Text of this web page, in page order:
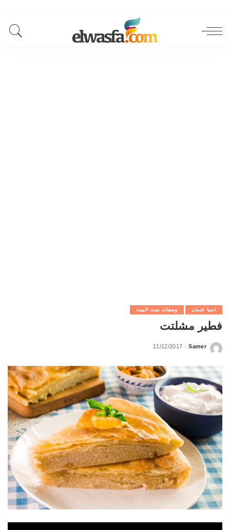
اسيا عثمان وصفات ست البيت
فطير مشلتت
Posted
Samer
11/12/2017